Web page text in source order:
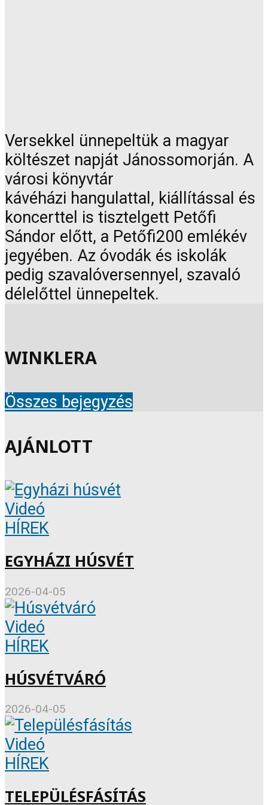
Versekkel ünnepeltük a magyar
költészet napját Jánossomorján. A
városi könyvtár
kávéházi hangulattal, kiállítással és
koncerttel is tisztelgett Petőfi
Sándor előtt, a Petőfi200 emlékév
jegyében. Az óvodák és iskolák
pedig szavalóversennyel, szavaló
délelőttel ünnepeltek.
WINKLERA
Összes bejegyzés
AJÁNLOTT
Videó
HÍREK
EGYHÁZI HÚSVÉT
2026-04-05
Videó
HÍREK
HÚSVÉTVÁRÓ
2026-04-05
Videó
HÍREK
TELEPÜLÉSFÁSÍTÁS